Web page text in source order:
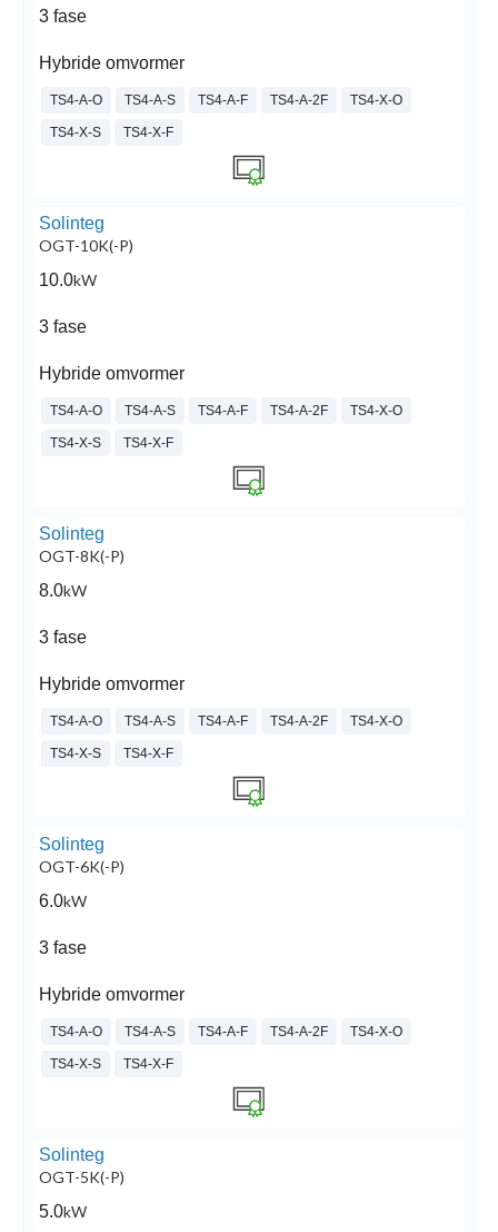
3 fase
Hybride omvormer
TS4-A-O TS4-A-S TS4-A-F TS4-A-2F TS4-X-O
TS4-X-S TS4-X-F
Solinteg
OGT-10K(-P)
10.0kW
3 fase
Hybride omvormer
TS4-A-O TS4-A-S TS4-A-F TS4-A-2F TS4-X-O
TS4-X-S TS4-X-F
Solinteg
OGT-8K(-P)
8.0kW
3 fase
Hybride omvormer
TS4-A-O TS4-A-S TS4-A-F TS4-A-2F TS4-X-O
TS4-X-S TS4-X-F
Solinteg
OGT-6K(-P)
6.0kW
3 fase
Hybride omvormer
TS4-A-O TS4-A-S TS4-A-F TS4-A-2F TS4-X-O
TS4-X-S TS4-X-F
Solinteg
OGT-5K(-P)
5.0kW